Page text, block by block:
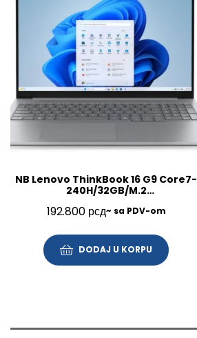
NB Lenovo ThinkBook 16 G9 Core7-
240H/32GB/M.2
192.800 рсд~ sa PDV-om
DODAJ U KORPU